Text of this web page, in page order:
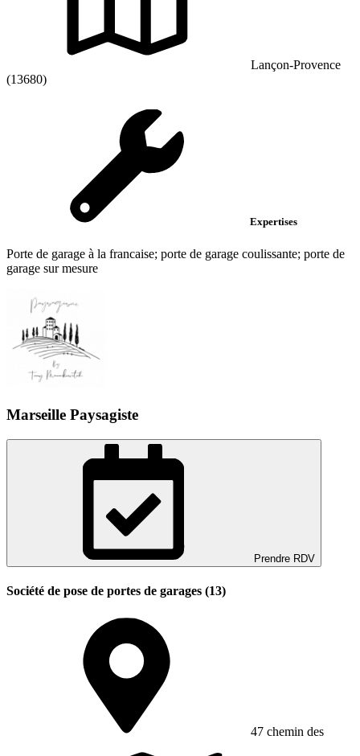
Lançon-Provence
(13680)
Expertises
Porte de garage à la francaise; porte de garage coulissante; porte de
garage sur mesure
Marseille Paysagiste
Prendre RDV
Société de pose de portes de garages (13)
47 chemin des